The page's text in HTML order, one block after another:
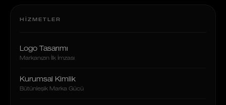
HIZMETLER
Logo Tasarımı
Markanızın İlk İmzası
Kurumsal Kimlik
Bütünleşik Marka Gücü